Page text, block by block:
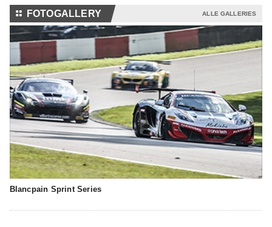
⚏ FOTOGALLERY ALLE GALLERIES
Blancpain Sprint Series